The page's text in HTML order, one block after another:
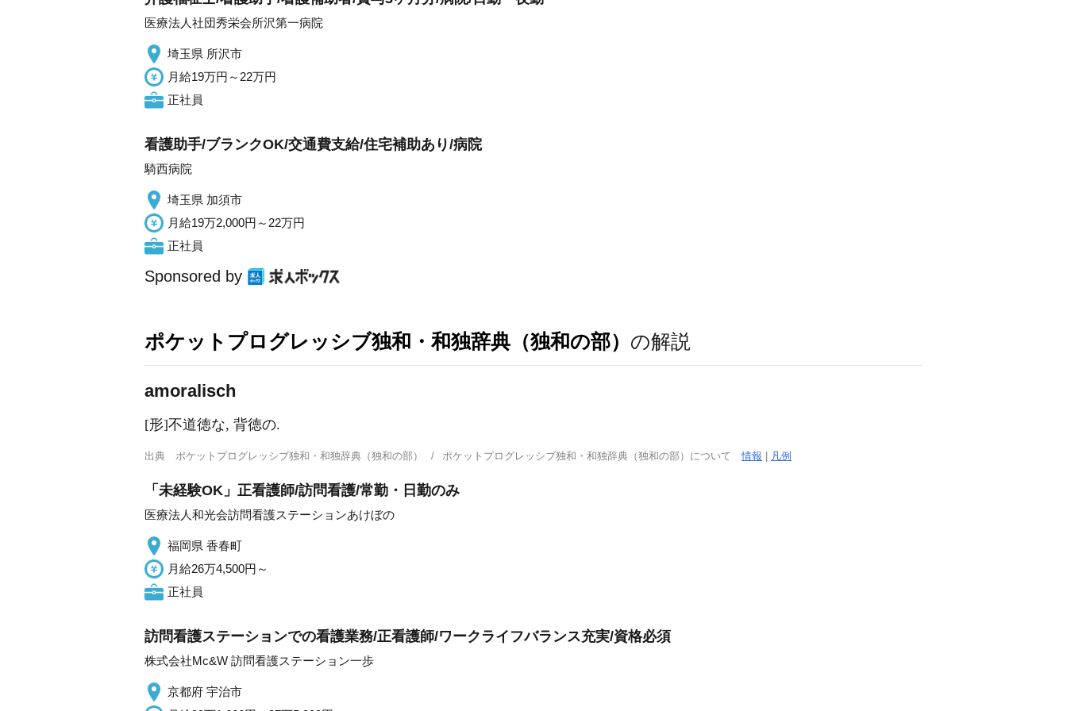
医療法人社団秀栄会所沢第一病院
埼玉県 所沢市
月給19万円～22万円
正社員
看護助手/ブランクOK/交通費支給/住宅補助あり/病院
騎西病院
埼玉県 加須市
月給19万2,000円～22万円
正社員
Sponsored by
ポケットプログレッシブ独和・和独辞典（独和の部） の解説
amoralisch
[形]不道徳な, 背徳の.
出典 ポケットプログレッシブ独和・和独辞典（独和の部） ポケットプログレッシブ独和・和独辞典（独和の部）について情報 | 凡例
「未経験OK」正看護師/訪問看護/常勤・日勤のみ
医療法人和光会訪問看護ステーションあけぼの
福岡県 香春町
月給26万4,500円～
正社員
訪問看護ステーションでの看護業務/正看護師/ワークライフバランス充実/資格必須
株式会社Mc&W 訪問看護ステーション一歩
京都府 宇治市